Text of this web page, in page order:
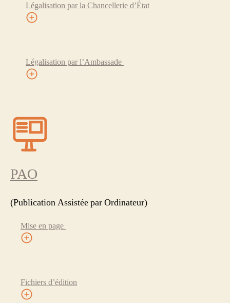
Légalisation par la Chancellerie d’État
Légalisation par l’Ambassade
PAO
(Publication Assistée par Ordinateur)
Mise en page
Fichiers d’édition